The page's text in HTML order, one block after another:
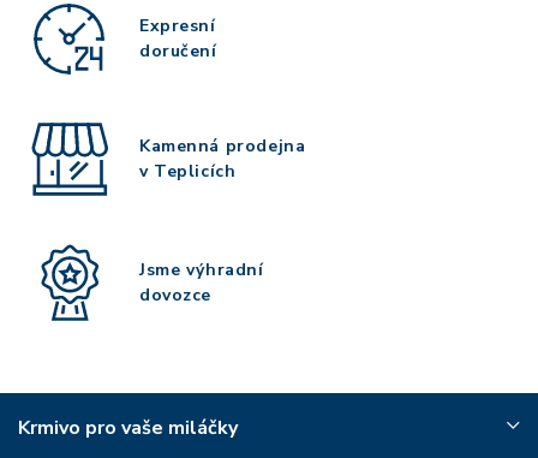
Expresní
doručení
Kamenná prodejna
v Teplicích
Jsme výhradní
dovozce
Krmivo pro vaše miláčky